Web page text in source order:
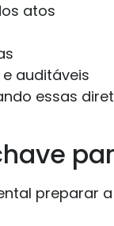
atos
auditáveis
essas
preparar